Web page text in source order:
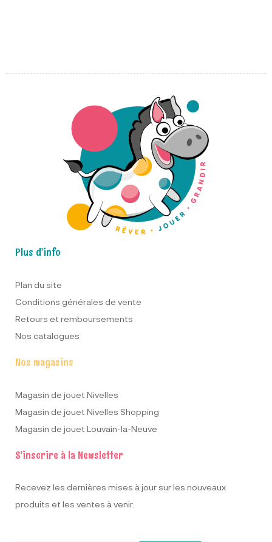
Plus d'info
Plan du site
Conditions générales de vente
Retours et remboursements
Nos catalogues
Nos magasins
Magasin de jouet Nivelles
Magasin de jouet Nivelles Shopping
Magasin de jouet Louvain-la-Neuve
S'inscrire à la Newsletter
Recevez les dernières mises à jour sur les nouveaux
produits et les ventes à venir.